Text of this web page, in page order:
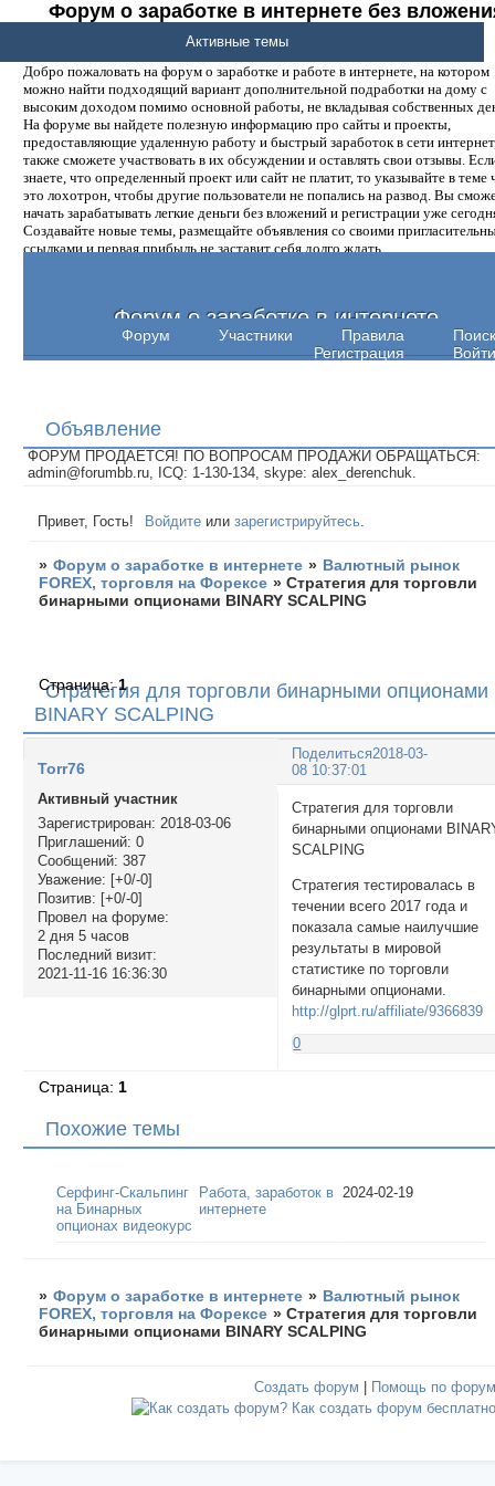
Форум о заработке в интернете без
денег.
Добро пожаловать на форум о заработке и работе в интернете, на котором
можно найти подходящий вариант дополнительной подработки на дому с
высоким доходом помимо основной работы, не вкладывая собственных
На форуме вы найдете полезную информацию про сайты и проекты,
предоставляющие удаленную работу и быстрый заработок в сети
также сможете участвовать в их обсуждении и оставлять свои отзывы.
знаете, что определенный проект или сайт не платит, то указывайте в теме
это лохотрон, чтобы другие пользователи не попались на развод. Вы
начать зарабатывать легкие деньги без вложений и регистрации уже
Создавайте новые темы, размещайте объявления со своими
ссылками и первая прибыль не заставит себя долго ждать.
Форум о заработке в интернете
Форум Участники Правила
Поиск
Регистрация
Войти
Активные темы
Объявление
ФОРУМ ПРОДАЕТСЯ! ПО ВОПРОСАМ ПРОДАЖИ ОБРАЩАТЬСЯ:
admin@forumbb.ru, ICQ: 1-130-134, skype: alex_derenchuk.
Привет, Гость! Войдите илизарегистрируйтесь
» Форум о заработке в интернете » Валютный рынок
FOREX, торговля на Форексе »Стратегия для торговли
бинарными опционами BINARY SCALPING
Стратегия для торговли бинарными опционами
BINARY SCALPING
Страница:1
Поделиться2018-03-
08 10:37:01
Torr76
Активный участник
Зарегистрирован: 2018-03-06
Приглашений: 0
Сообщений: 387
Уважение: [+0/-0]
Позитив: [+0/-0]
Провел на форуме:
2 дня 5 часов
Последний визит:
2021-11-16 16:36:30
Стратегия для торговли
бинарными опционами
SCALPING
Стратегия тестировалась в
течении всего 2017 года и
показала самые наилучшие
результаты в мировой
статистике по торговли
бинарными опционами.
http://glprt.ru/affiliate/9366839
0
Страница: 1
Похожие темы
Серфинг-Скальпинг
на Бинарных
опционах видеокурс
Работа, заработок в
интернете
2024-02-19
» Форум о заработке в интернете » Валютный рынок
FOREX, торговля на Форексе »Стратегия для торговли
бинарными опционами BINARY SCALPING
Создать форум Помощь по